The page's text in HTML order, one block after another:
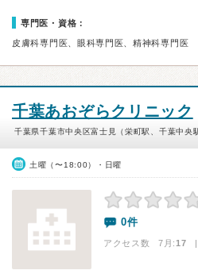
専門医・資格：
皮膚科専門医、眼科専門医、精神科専門医
千葉あおぞらクリニック
千葉県千葉市中央区富士見（栄町駅、千葉中央
土曜（〜18:00）・日曜
0件
アクセス数 7月:17 |